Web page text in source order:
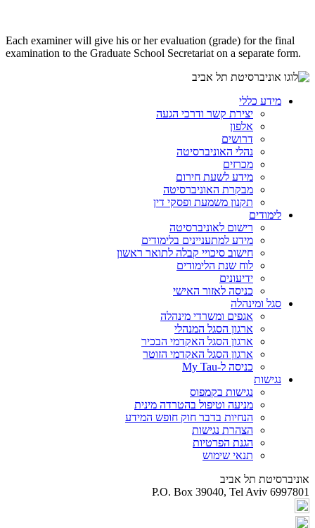
Each examiner will give his or her evaluation (grade) for the final
examination to the Graduate School Secretariat on a separate form.
מידע כללי
יצירת קשר ודרכי הגעה
אלפון
דרושים
נהלי האוניברסיטה
מכרזים
מידע לשעת חירום
מבקרת האוניברסיטה
תקנון משמעת ופסקי דין
לימודים
רישום לאוניברסיטה
מידע למתעניינים בלימודים
חישוב סיכויי קבלה לתואר ראשון
לוח שנת הלימודים
ידיעונים
כניסה לאזור האישי
סגל ומינהלה
אגפים ומשרדי מינהלה
ארגון הסגל המנהלי
ארגון הסגל האקדמי הבכיר
ארגון הסגל האקדמי הזוטר
כניסה ל-My Tau
נגישות
נגישות בקמפוס
מניעה וטיפול בהטרדה מינית
הנחיות בדבר חוק חופש המידע
הצהרת נגישות
הגנת הפרטיות
תנאי שימוש
אוניברסיטת תל אביב
P.O. Box 39040, Tel Aviv 6997801